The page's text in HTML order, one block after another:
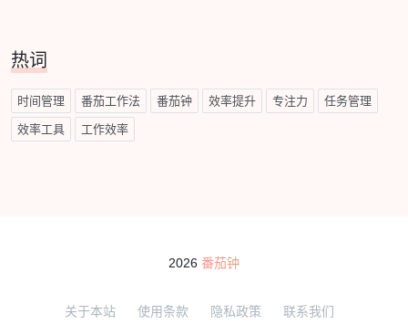
热词
时间管理 番茄工作法 番茄钟 效率提升 专注力 任务管理
效率工具 工作效率
2026 番茄钟
关于本站 使用条款 隐私政策 联系我们